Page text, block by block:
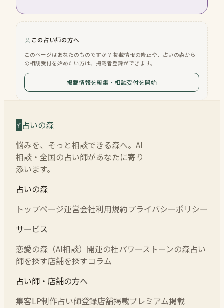
この占い師の方へ
このページはあなたのものですか？ 掲載情報の修正や、占いの森から
の相談受付を始めたい方は、掲載者登録ができます。
掲載情報を編集・相談受付を開始
占いの森
悩みを、そっと相談できる森へ。AI
相談・全国の占い師があなたに寄り
添います。
占いの森
トップページ運営会社利用規約プライバシーポリシー
サービス
恋愛の森（AI相談） 開運の杜パワーストーンの森占い
師を探す店舗を探すコラム
占い師・店舗の方へ
集客LP制作占い師登録店舗掲載プレミアム掲載